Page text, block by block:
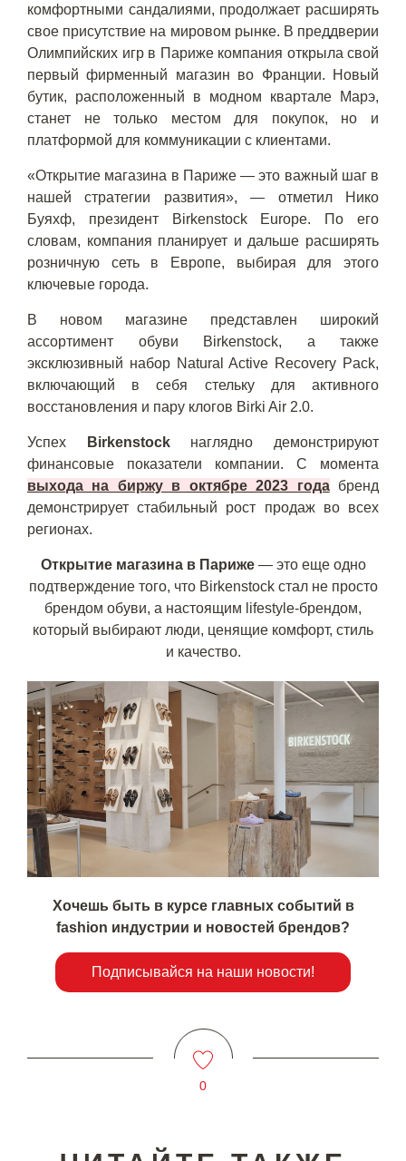
комфортными сандалиями, продолжает расширять
свое присутствие на мировом рынке. В преддверии
Олимпийских игр в Париже компания открыла свой
первый фирменный магазин во Франции. Новый
бутик, расположенный в модном квартале Марэ,
станет не только местом для покупок, но и
платформой для коммуникации с клиентами.
«Открытие магазина в Париже — это важный шаг в
нашей стратегии развития», — отметил Нико
Буяхф, президент Birkenstock Europe. По его
словам, компания планирует и дальше расширять
розничную сеть в Европе, выбирая для этого
ключевые города.
В новом магазине представлен широкий
ассортимент обуви Birkenstock, а также
эксклюзивный набор Natural Active Recovery Pack,
включающий в себя стельку для активного
восстановления и пару клогов Birki Air 2.0.
Успех Birkenstockнаглядно демонстрируют
финансовые показатели компании. С момента
выхода на биржу в октябре 2023 годабренд
демонстрирует стабильный рост продаж во всех
регионах.
Открытие магазина в Париже— это еще одно
подтверждение того, что Birkenstock стал не просто
брендом обуви, а настоящим lifestyle-брендом,
который выбирают люди, ценящие комфорт, стиль
и качество.
Хочешь быть в курсе главных событий в
fashion индустрии и новостей брендов?
Подписывайся на наши новости!
0